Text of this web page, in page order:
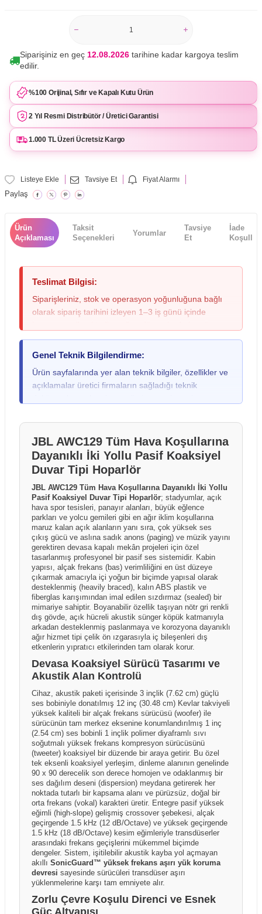
Siparişiniz en geç 12.08.2026 tarihine kadar kargoya teslim
edilir.
%100 Orijinal, Sıfır ve Kapalı Kutu Ürün
2 Yıl Resmi Distribütör / Üretici Garantisi
1.000 TL Üzeri Ücretsiz Kargo
Listeye Ekle Tavsiye Et Fiyat Alarmı
Paylaş
Ürün
Açıklaması
Taksit
Seçenekleri
Yorumlar
Tavsiye
Et
İade
Koşulları
Teslimat Bilgisi:
Siparişleriniz, stok ve operasyon yoğunluğuna bağlı
olarak sipariş tarihini izleyen 1–3 iş günü içinde
değişebileceğinden lütfen siparişinizi oluştururken bu
durumu göz önünde bulundurunuz. Teslimat sırasında
fiziksel bir hasar fark ederseniz ya da gitar, keman,
davul gibi yüksek hassasiyete sahip ürünlerde dış
kutuda hasar olmasa bile darbe kaynaklı iç hasar
edilmesi durumunda, teslimat öncesinde kargo
görevlisine "Hasar Tespit Tutanağı" tutturulması yasal
bir zorunluluktur; bu işlem sayesinde taşıma kaynaklı
başlatılabilirken, tutanaksız teslim alınan gönderilerde
hasarın taşıma aşamasında oluştuğu ispatlanamadığı
için sonradan yapılacak bildirimler kabul
edilememektedir.
Genel Teknik Bilgilendirme:
Ürün sayfalarında yer alan teknik bilgiler, özellikler ve
açıklamalar üretici firmaların sağladığı teknik
sonuçları; kullanım şekli, kurulum ortamı, elektrik
altyapısı, kullanılan diğer ekipmanlar ve çevresel
faktörlere bağlı olarak farklılık gösterebilir. Üretici
firmalar ürün özelliklerinde önceden bildirim
yapmaksızın değişiklik yapma hakkını saklı tutabilir.
Kutu içeriği ve ürünle birlikte sunulan aksesuarlar
üretici firma ve dağıtım politikalarına bağlı olarak ülke,
bölge veya parti bazında farklılık gösterebilir. Ürün
sayfalarında yer alan görseller temsilî amaçlı olabilir
ve gerçek ürün, kutu içeriği veya renk tonları
görsellerden farklılık gösterebilir.
JBL AWC129 Tüm Hava Koşullarına
Dayanıklı İki Yollu Pasif Koaksiyel
Duvar Tipi Hoparlör
JBL AWC129 Tüm Hava Koşullarına Dayanıklı İki Yollu
Pasif Koaksiyel Duvar Tipi Hoparlör; stadyumlar, açık
hava spor tesisleri, panayır alanları, büyük eğlence
parkları ve yolcu gemileri gibi en ağır iklim koşullarına
maruz kalan açık alanların yanı sıra, çok yüksek ses
çıkış gücü ve aslına sadık anons (paging) ve müzik yayını
gerektiren devasa kapalı mekân projeleri için özel
tasarlanmış profesyonel bir pasif ses sistemidir. Kabin
yapısı, alçak frekans (bas) verimliliğini en üst düzeye
çıkarmak amacıyla içi yoğun bir biçimde yapısal olarak
desteklenmiş (heavily braced), kalın ABS plastik ve
fiberglas karışımından imal edilen sızdırmaz (sealed) bir
mimariye sahiptir. Boyanabilir özellik taşıyan nötr gri renkli
dış gövde, açık hücreli akustik sünger köpük katmanıyla
arkadan desteklenmiş paslanmaya ve korozyona dayanıklı
ağır hizmet tipi çelik ön ızgarasıyla iç bileşenleri dış
etkenlerin yıpratıcı etkilerinden tam olarak korur.
Devasa Koaksiyel Sürücü Tasarımı ve
Akustik Alan Kontrolü
Cihaz, akustik paketi içerisinde 3 inçlik (7.62 cm) güçlü
ses bobiniyle donatılmış 12 inç (30.48 cm) Kevlar takviyeli
yüksek kaliteli bir alçak frekans sürücüsü (woofer) ile
sürücünün tam merkez eksenine konumlandırılmış 1 inç
(2.54 cm) ses bobinli 1 inçlik polimer diyaframlı sıvı
soğutmalı yüksek frekans kompresyon sürücüsünü
(tweeter) koaksiyel bir düzende bir araya getirir. Bu özel
tek eksenli koaksiyel yerleşim, dinleme alanının genelinde
90 x 90 derecelik son derece homojen ve odaklanmış bir
ses dağılım deseni (dispersion) meydana getirerek her
noktada tutarlı bir kapsama alanı ve pürüzsüz, doğal bir
orta frekans (vokal) karakteri üretir. Entegre pasif yüksek
eğimli (high-slope) gelişmiş crossover şebekesi, alçak
geçirgende 1.5 kHz (12 dB/Octave) ve yüksek geçirgende
1.5 kHz (18 dB/Octave) kesim eğimleriyle transdüserler
arasındaki frekans geçişlerini mükemmel biçimde
dengeler. Sistem, işitilebilir akustik kayba yol açmayan
akıllı SonicGuard™ yüksek frekans aşırı yük koruma
devresi sayesinde sürücüleri transdüser aşırı
yüklenmelerine karşı tam emniyete alır.
Zorlu Çevre Koşulu Direnci ve Esnek